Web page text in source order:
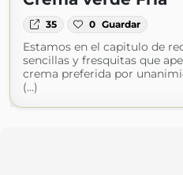
35 0 Guardar
Estamos en el capitulo de
sencillas y fresquitas que
crema preferida por
(...)